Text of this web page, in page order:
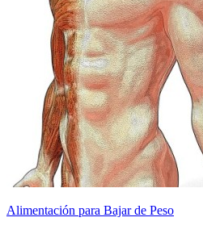
Alimentación para Bajar de Peso